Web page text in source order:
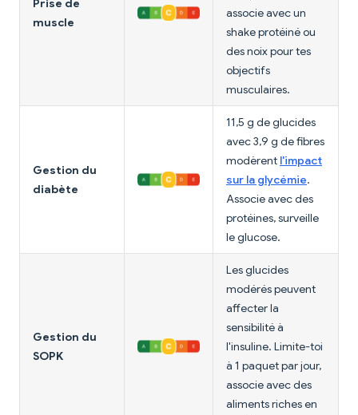
Prise de
muscle
associe avec un
shake protéiné ou
des noix pour tes
objectifs
musculaires.
Gestion du
diabète
11,5 g de glucides
avec 3,9 g de fibres
modèrent l'impact
sur la glycémie.
Associe avec des
protéines, surveille
le glucose.
Gestion du
SOPK
Les glucides
modérés peuvent
affecter la
sensibilité à
l'insuline. Limite-toi
à 1 paquet par jour,
associe avec des
aliments riches en